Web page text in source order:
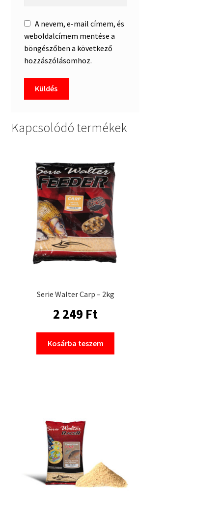
A nevem, e-mail címem, és
weboldalcímem mentése a
böngészőben a következő
hozzászólásomhoz.
Kapcsolódó termékek
Serie Walter Carp – 2kg
2 249 Ft
Kosárba teszem